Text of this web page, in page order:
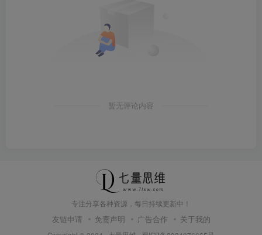
暂无评论内容
专注分享各种资源，每日持续更新中！
友链申请 免责声明 广告合作 关于我的